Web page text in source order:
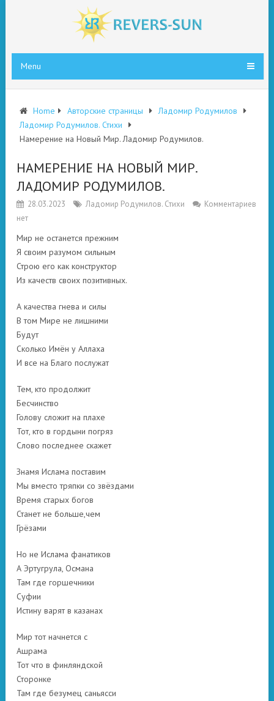
Menu
Home Авторские страницы
Ладомир Родумилов
Ладомир Родумилов. Стихи
Намерение на Новый Мир. Ладомир Родумилов.
НАМЕРЕНИЕ НА НОВЫЙ МИР.
ЛАДОМИР РОДУМИЛОВ.
28.03.2023 Ладомир Родумилов. Стихи
Комментариев
нет
Мир не останется прежним
Я своим разумом сильным
Строю его как конструктор
Из качеств своих позитивных.
А качества гнева и силы
В том Мире не лишними
Будут
Сколько Имён у Аллаха
И все на Благо послужат
Тем, кто продолжит
Бесчинство
Голову сложит на плахе
Тот, кто в гордыни погряз
Слово последнее скажет
Знамя Ислама поставим
Мы вместо тряпки со звёздами
Время старых богов
Станет не больше,чем
Грёзами
Но не Ислама фанатиков
А Эртугрула, Османа
Там где горшечники
Суфии
Истину варят в казанах
Мир тот начнется с
Ашрама
Тот что в финляндской
Сторонке
Там где безумец саньясси